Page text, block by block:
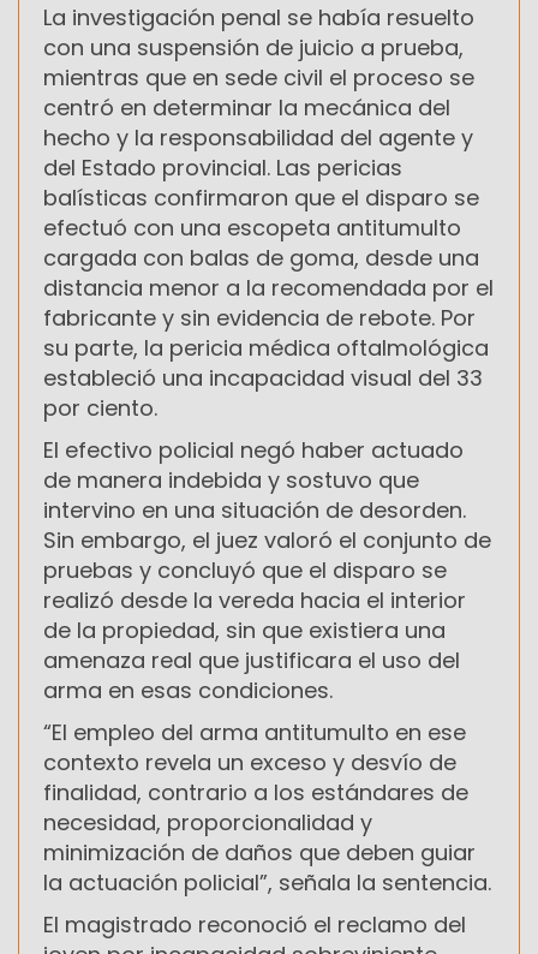
La investigación penal se había resuelto
con una suspensión de juicio a prueba,
mientras que en sede civil el proceso se
centró en determinar la mecánica del
hecho y la responsabilidad del agente y
del Estado provincial. Las pericias
balísticas confirmaron que el disparo se
efectuó con una escopeta antitumulto
cargada con balas de goma, desde una
distancia menor a la recomendada por el
fabricante y sin evidencia de rebote. Por
su parte, la pericia médica oftalmológica
estableció una incapacidad visual del 33
por ciento.
El efectivo policial negó haber actuado
de manera indebida y sostuvo que
intervino en una situación de desorden.
Sin embargo, el juez valoró el conjunto de
pruebas y concluyó que el disparo se
realizó desde la vereda hacia el interior
de la propiedad, sin que existiera una
amenaza real que justificara el uso del
arma en esas condiciones.
“El empleo del arma antitumulto en ese
contexto revela un exceso y desvío de
finalidad, contrario a los estándares de
necesidad, proporcionalidad y
minimización de daños que deben guiar
la actuación policial”, señala la sentencia.
El magistrado reconoció el reclamo del